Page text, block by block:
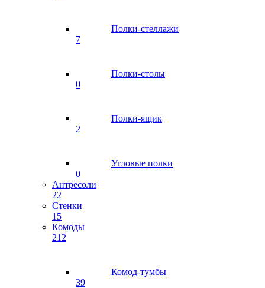
Полки-стеллажи
7
Полки-столы
0
Полки-ящик
2
Угловые полки
0
Антресоли
22
Стенки
15
Комоды
212
Комод-тумбы
39